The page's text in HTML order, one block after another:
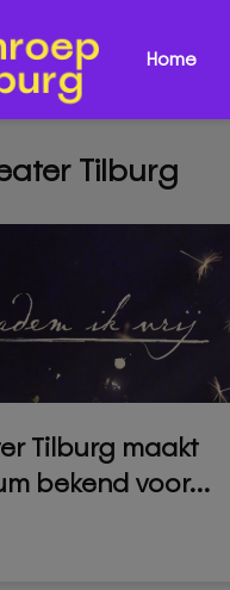
Home
Tilburg
Tilburg maakt
bekend voor...